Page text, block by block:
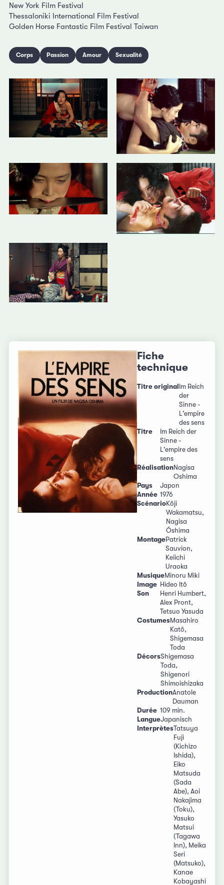
New York Film Festival
Thessaloniki International Film Festival
Golden Horse Fantastic Film Festival Taiwan
Corps Passion Amour Sexualité
Fiche
technique
Titre originalIm Reich
der
Sinne -
L'empire
des sens
Titre
Im Reich der
Sinne -
L'empire des
sens
RéalisationNagisa
Oshima
Pays
Japon
Année 1976
ScénarioKôji
Wakamatsu,
Nagisa
Ôshima
MontagePatrick
Sauvion,
Keiichi
Uraoka
MusiqueMinoru Miki
Image Hideo Itô
Son
Henri Humbert,
Alex Pront,
Tetsuo Yasuda
CostumesMasahiro
Katô,
Shigemasa
Toda
DécorsShigemasa
Toda,
Shigenori
Shimoishizaka
ProductionAnatole
Dauman
Durée 109 min.
LangueJapanisch
InterprètesTatsuya
Fuji
(Kichizo
Ishida),
Eiko
Matsuda
(Sada
Abe), Aoi
Nakajima
(Toku),
Yasuko
Matsui
(Tagawa
Inn), Meika
Seri
(Matsuko),
Kanae
Kobayashi